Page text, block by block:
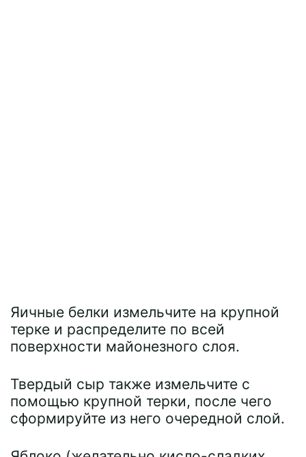
Яичные белки измельчите на крупной
терке и распределите по всей
поверхности майонезного слоя.
Твердый сыр также измельчите с
помощью крупной терки, после чего
сформируйте из него очередной слой.